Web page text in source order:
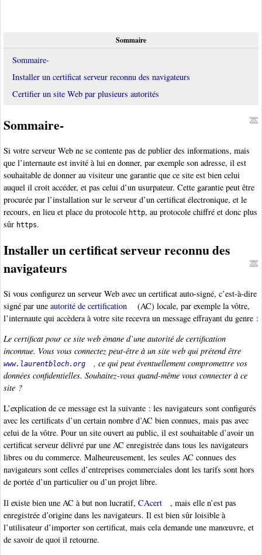
Sommaire
Sommaire-
Installer un certificat serveur reconnu des navigateurs
Certifier un site Web par plusieurs autorités
Sommaire-
Si votre serveur Web ne se contente pas de publier des informations, mais
que l’internaute est invité à lui en donner, par exemple son adresse, il est
souhaitable de donner au visiteur une garantie que ce site est bien celui
auquel il croit accéder, et pas celui d’un usurpateur. Cette garantie peut être
procurée par l’installation sur le serveur d’un certificat électronique, et le
recours, en lieu et place du protocole http, au protocole chiffré et donc plus
sûr https.
Installer un certificat serveur reconnu des
navigateurs
Si vous configurez un serveur Web avec un certificat auto-signé, c’est-à-dire
signé par une autorité de certification
(AC) locale, par exemple la vôtre,
l’internaute qui accèdera à votre site recevra un message effrayant du genre :
Le certificat pour ce site web émane d’une autorité de certification
inconnue. Vous vous connectez peut-être à un site web qui prétend être
www.laurentbloch.org
, ce qui peut éventuellement compromettre vos
données confidentielles. Souhaitez-vous quand-même vous connecter à ce
site ?
L’explication de ce message est la suivante : les navigateurs sont configurés
avec les certificats d’un certain nombre d’AC bien connues, mais pas avec
celui de la vôtre. Pour un site ouvert au public, il est souhaitable d’avoir un
certificat serveur délivré par une AC enregistrée dans tous les navigateurs
libres ou du commerce. Malheureusement, les seules AC connues des
navigateurs sont celles d’entreprises commerciales dont les tarifs sont hors
de portée d’un particulier ou d’un projet libre.
Il existe bien une AC à but non lucratif, CAcert
, mais elle n’est pas
enregistrée d’origine dans les navigateurs. Il est bien sûr loisible à
l’utilisateur d’importer son certificat, mais cela demande une manœuvre, et
de savoir de quoi il retourne.